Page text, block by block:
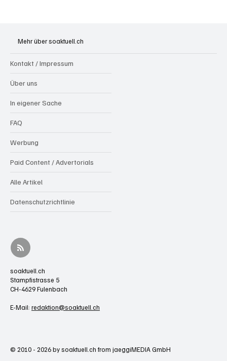
Mehr über soaktuell.ch
Kontakt / Impressum
Über uns
In eigener Sache
FAQ
Werbung
Paid Content / Advertorials
Alle Artikel
Datenschutzrichtlinie
soaktuell.ch
Stampfistrasse 5
CH-4629 Fulenbach
E-Mail: redaktion@soaktuell.ch
© 2010 - 2026 by soaktuell.ch from jaeggiMEDIA GmbH